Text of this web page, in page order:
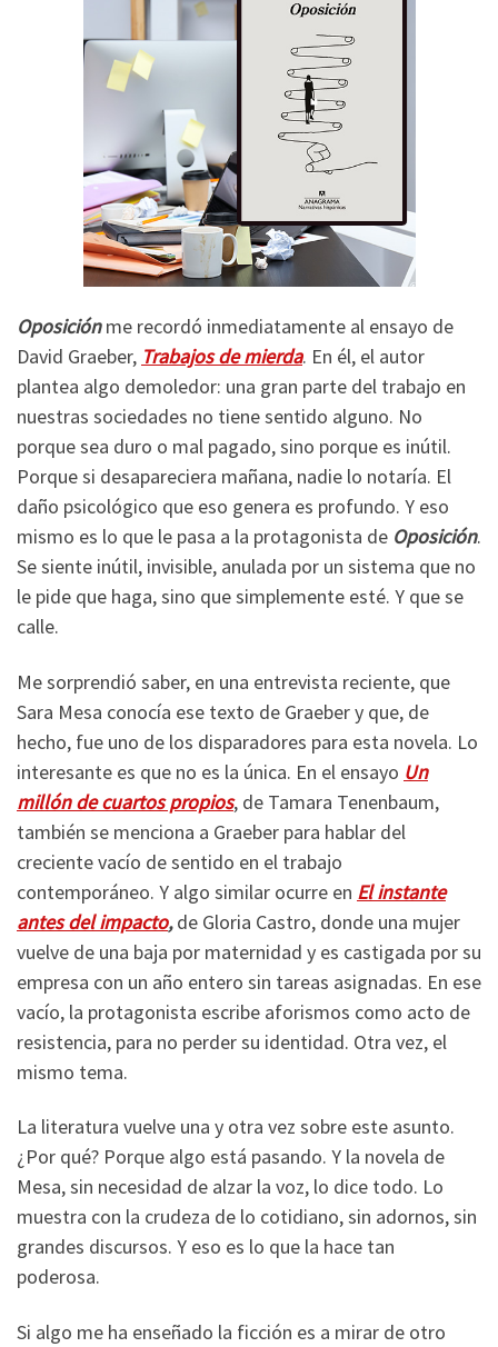
Oposiciónme recordó inmediatamente al ensayo de
David Graeber, Trabajos de mierda. En él, el autor
plantea algo demoledor: una gran parte del trabajo en
nuestras sociedades no tiene sentido alguno. No
porque sea duro o mal pagado, sino porque es inútil.
Porque si desapareciera mañana, nadie lo notaría. El
daño psicológico que eso genera es profundo. Y eso
mismo es lo que le pasa a la protagonista de Oposición.
Se siente inútil, invisible, anulada por un sistema que no
le pide que haga, sino que simplemente esté. Y que se
calle.
Me sorprendió saber, en una entrevista reciente, que
Sara Mesa conocía ese texto de Graeber y que, de
hecho, fue uno de los disparadores para esta novela. Lo
interesante es que no es la única. En el ensayo Un
millón de cuartos propios, de Tamara Tenenbaum,
también se menciona a Graeber para hablar del
creciente vacío de sentido en el trabajo
contemporáneo. Y algo similar ocurre en El instante
antes del impacto,de Gloria Castro, donde una mujer
vuelve de una baja por maternidad y es castigada por su
empresa con un año entero sin tareas asignadas. En ese
vacío, la protagonista escribe aforismos como acto de
resistencia, para no perder su identidad. Otra vez, el
mismo tema.
La literatura vuelve una y otra vez sobre este asunto.
¿Por qué? Porque algo está pasando. Y la novela de
Mesa, sin necesidad de alzar la voz, lo dice todo. Lo
muestra con la crudeza de lo cotidiano, sin adornos, sin
grandes discursos. Y eso es lo que la hace tan
poderosa.
Si algo me ha enseñado la ficción es a mirar de otro